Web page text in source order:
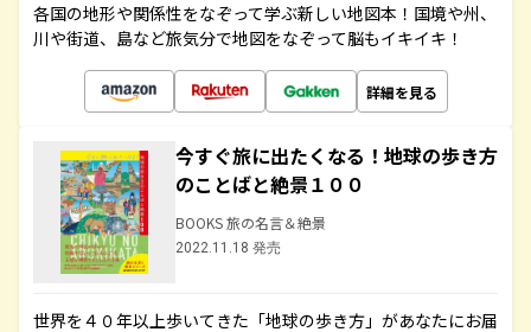
各国の地形や関係性をなぞって学ぶ新しい地図本！国境や州、
川や街道、島など旅気分で地図をなぞって脳もイキイキ！
詳細を見る
今すぐ旅に出たくなる！地球の歩き方
のことばと絶景１００
BOOKS 旅の名言＆絶景
2022.11.18 発売
世界を４０年以上歩いてきた「地球の歩き方」があなたにお届